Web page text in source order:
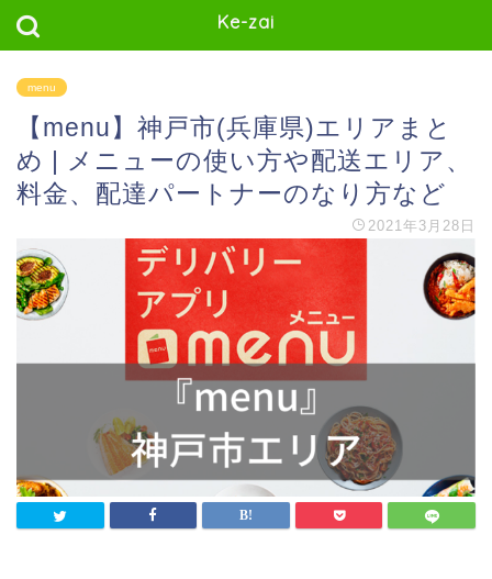
Ke-zai
menu
【menu】神戸市(兵庫県)エリアまと
め | メニューの使い方や配送エリア、
料金、配達パートナーのなり方など
2021年3月28日